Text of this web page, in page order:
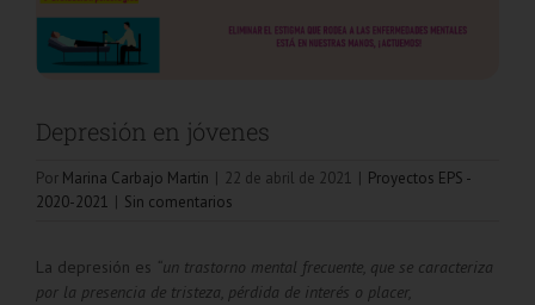
Depresión en jóvenes
Por Marina Carbajo Martin | 22 de abril de 2021 | Proyectos EPS -
2020-2021 | Sin comentarios
La depresión es “un trastorno mental frecuente, que se caracteriza
por la presencia de tristeza, pérdida de interés o placer,